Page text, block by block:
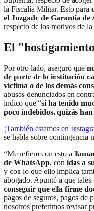
la Fiscalía Militar. Esto para
el Juzgado de Garantía de
respecto de los motivos de la
El
Por otro lado, aseguró que
de parte de la institución
víctima o de los demás
abusos denunciados en
indicó que “sí ha tenido
poco indebidos, quizás
¡También estamos en
se habla sobre contingencia
“Me refiero con esto a
de WhatsApp, con idas a
y con lo que ello implica
abogado. Apuntó a que
conseguir que ella firme
pagos de seguros, pagos de
nosotros preferimos revisar